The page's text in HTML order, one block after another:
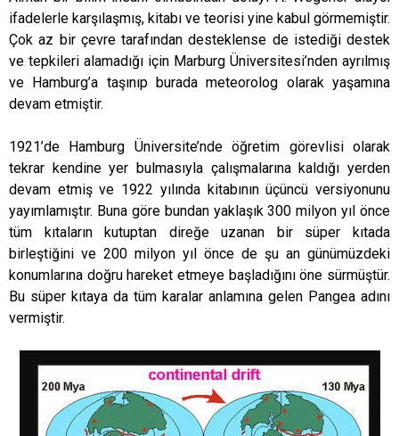
ifadelerle karşılaşmış, kitabı ve teorisi yine kabul görmemiştir.
Çok az bir çevre tarafından desteklense de istediği destek
ve tepkileri alamadığı için Marburg Üniversitesi’nden ayrılmış
ve Hamburg’a taşınıp burada meteorolog olarak yaşamına
devam etmiştir.
1921’de Hamburg Üniversite’nde öğretim görevlisi olarak
tekrar kendine yer bulmasıyla çalışmalarına kaldığı yerden
devam etmiş ve 1922 yılında kitabının üçüncü versiyonunu
yayımlamıştır. Buna göre bundan yaklaşık 300 milyon yıl önce
tüm kıtaların kutuptan direğe uzanan bir süper kıtada
birleştiğini ve 200 milyon yıl önce de şu an günümüzdeki
konumlarına doğru hareket etmeye başladığını öne sürmüştür.
Bu süper kıtaya da tüm karalar anlamına gelen Pangea adını
vermiştir.